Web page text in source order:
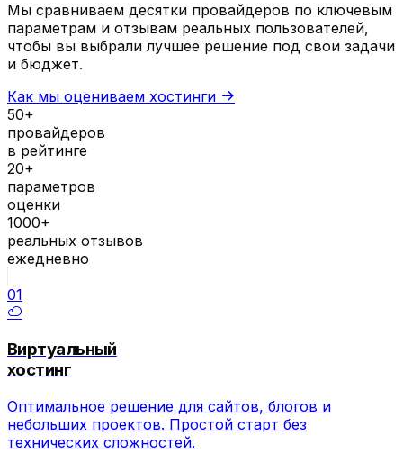
Мы сравниваем десятки провайдеров по ключевым
параметрам и отзывам реальных пользователей,
чтобы вы выбрали лучшее решение под свои задачи
и бюджет.
Как мы оцениваем хостинги
50+
провайдеров
в рейтинге
20+
параметров
оценки
1000+
реальных отзывов
ежедневно
01
Виртуальный
хостинг
Оптимальное решение для сайтов, блогов и
небольших проектов. Простой старт без
технических сложностей.